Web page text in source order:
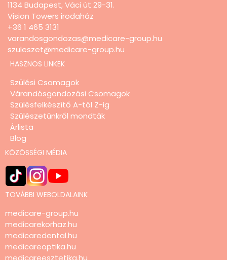
1134 Budapest, Váci út 29-31.
Vision Towers irodaház
+36 1 465 3131
varandosgondozas@medicare-group.hu
szuleszet@medicare-group.hu
HASZNOS LINKEK
Szülési Csomagok
Várandósgondozási Csomagok
Szülésfelkészítő A-tól Z-ig
Szülészetünkről mondták
Árlista
Blog
KÖZÖSSÉGI MÉDIA
TOVÁBBI WEBOLDALAINK
medicare-group.hu
medicarekorhaz.hu
medicaredental.hu
medicareoptika.hu
medicareesztetika.hu